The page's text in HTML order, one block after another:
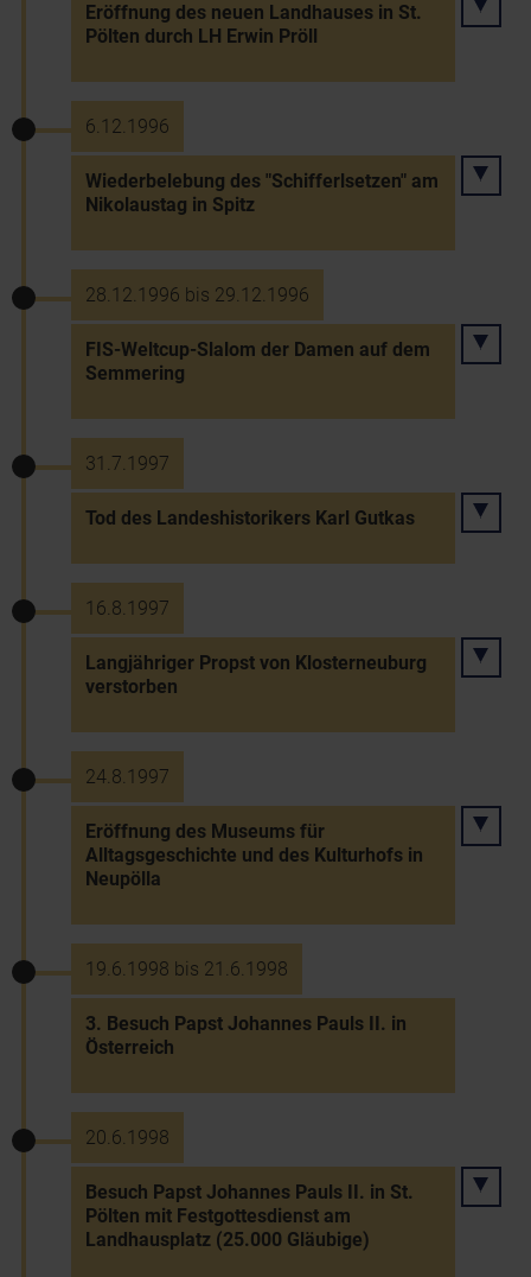
Eröffnung des neuen Landhauses in St.
Pölten durch LH Erwin Pröll
6.12.1996
Wiederbelebung des "Schifferlsetzen" am
Nikolaustag in Spitz
28.12.1996 bis 29.12.1996
FIS-Weltcup-Slalom der Damen auf dem
Semmering
31.7.1997
Tod des Landeshistorikers Karl Gutkas
16.8.1997
Langjähriger Propst von Klosterneuburg
verstorben
24.8.1997
Eröffnung des Museums für
Alltagsgeschichte und des Kulturhofs in
Neupölla
19.6.1998 bis 21.6.1998
3. Besuch Papst Johannes Pauls II. in
Österreich
20.6.1998
Besuch Papst Johannes Pauls II. in St.
Pölten mit Festgottesdienst am
Landhausplatz (25.000 Gläubige)